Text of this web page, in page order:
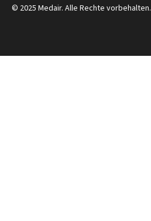
© 2025 Medair. Alle Rechte vorbehalten.